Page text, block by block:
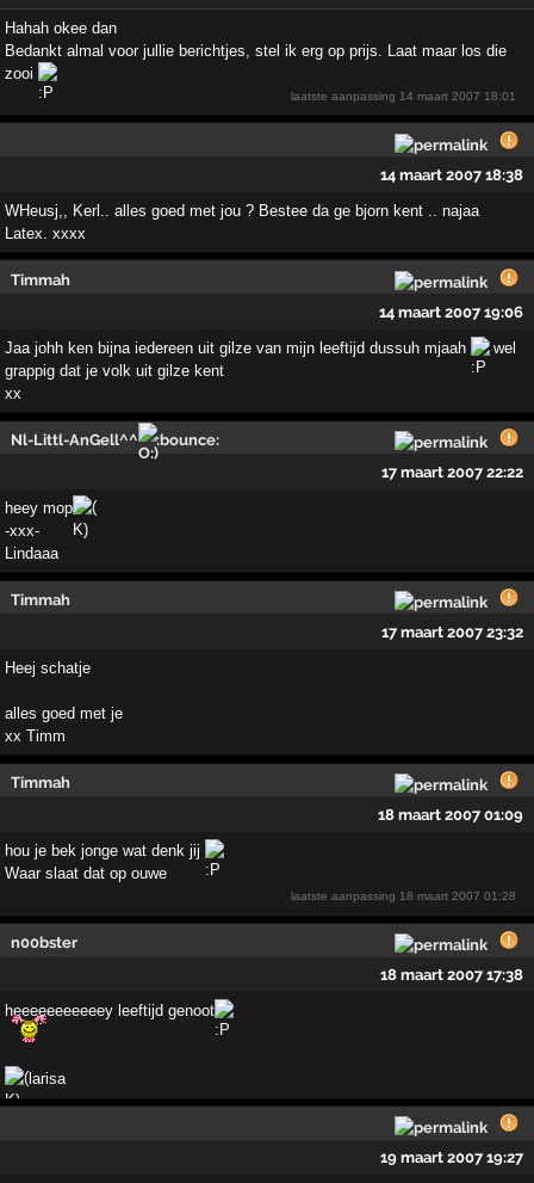
Hahah okee dan
Bedankt almal voor jullie berichtjes, stel ik erg op prijs. Laat maar los die
zooi
laatste aanpassing 14 maart 2007 18:01
14 maart 2007 18:38
WHeusj,, Kerl.. alles goed met jou ? Bestee da ge bjorn kent .. najaa
Latex. xxxx
Timmah
14 maart 2007 19:06
Jaa johh ken bijna iedereen uit gilze van mijn leeftijd dussuh mjaah
wel
grappig dat je volk uit gilze kent
xx
Nl-Littl-AnGell^^
:bounce:
17 maart 2007 22:22
heey mop
-xxx-
Lindaaa
Timmah
17 maart 2007 23:32
Heej schatje
alles goed met je
xx Timm
Timmah
18 maart 2007 01:09
hou je bek jonge wat denk jij
Waar slaat dat op ouwe
laatste aanpassing 18 maart 2007 01:28
n00bster
18 maart 2007 17:38
heeeeeeeeeeey leeftijd genoot
larisa
19 maart 2007 19:27